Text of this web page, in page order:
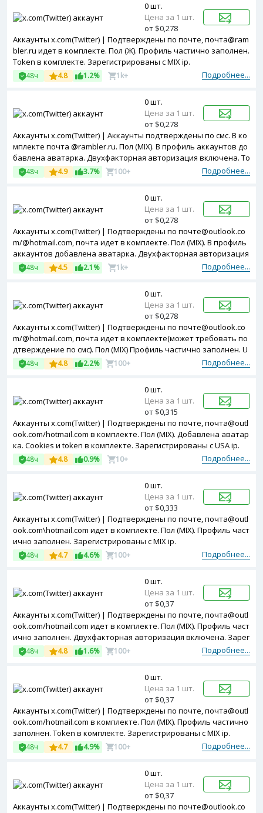
Аккаунты x.com(Twitter) | Подтверждены по почте, почта@ram
bler.ru идет в комплекте. Пол (Ж). Профиль частично заполнен.
Token в комплекте. Зарегистрированы с MIX ip.
Подробнее...
48ч 4.8 1.2% 1k+
0 шт.
Цена за 1 шт.
от $0,278
Аккаунты x.com(Twitter) | Аккаунты подтверждены по смс. В ко
мплекте почта @rambler.ru. Пол (MIX). В профиль аккаунтов до
бавлена аватарка. Двухфакторная авторизация включена. To
ken в комплекте. Зарегистрированы с ip разных стран.Подробнее...
48ч 4.9 3.7% 100+
0 шт.
Цена за 1 шт.
от $0,278
Аккаунты x.com(Twitter) | Подтверждены по почте@outlook.co
m/@hotmail.com, почта идет в комплекте. Пол (MIX). В профиль
аккаунтов добавлена аватарка. Двухфакторная авторизация
включена. Token в комплекте. Зарегистрированы с MIX ip.
Подробнее...
48ч 4.5 2.1% 1k+
0 шт.
Цена за 1 шт.
от $0,278
Аккаунты x.com(Twitter) | Подтверждены по почте@outlook.co
m/@hotmail.com, почта идет в комплекте(может требовать по
дтверждение по смс). Пол (MIX) Профиль частично заполнен. U
seragent и token в комплекте. Зарегистрированы с MIX ip.
Подробнее...
48ч 4.8 2.2% 100+
0 шт.
Цена за 1 шт.
от $0,278
Аккаунты x.com(Twitter) | Подтверждены по почте, почта@outl
ook.com/hotmail.com в комплекте. Пол (MIX). Добавлена аватар
ка. Cookies и token в комплекте. Зарегистрированы с USA ip.
Подробнее...
48ч 4.8 0.9% 10+
0 шт.
Цена за 1 шт.
от $0,315
Аккаунты x.com(Twitter) | Подтверждены по почте, почта@outl
ook.com\hotmail.com идет в комплекте. Пол (MIX). Профиль част
ично заполнен. Зарегистрированы с MIX ip.
Подробнее...
48ч 4.7 4.6% 100+
0 шт.
Цена за 1 шт.
от $0,333
Аккаунты x.com(Twitter) | Подтверждены по почте, почта@outl
ook.com/hotmail.com идет в комплекте. Пол (MIX). Профиль част
ично заполнен. Двухфакторная авторизация включена. Зарег
истрированы с USA ip.
Подробнее...
48ч 4.8 1.6% 100+
0 шт.
Цена за 1 шт.
от $0,37
Аккаунты x.com(Twitter) | Подтверждены по почте, почта@outl
ook.com/hotmail.com в комплекте. Пол (MIX). Профиль частично
заполнен. Token в комплекте. Зарегистрированы с MIX ip.
Подробнее...
48ч 4.7 4.9% 100+
0 шт.
Цена за 1 шт.
от $0,37
Аккаунты x.com(Twitter) | Подтверждены по почте@outlook.co
0 шт.
Цена за 1 шт.
от $0,37